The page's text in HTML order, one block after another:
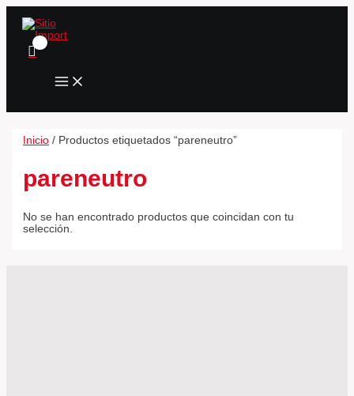
Ir
contenido
MAIN
Inicio / Productos etiquetados “pareneutro”
pareneutro
No se han encontrado productos que coincidan con tu
selección.